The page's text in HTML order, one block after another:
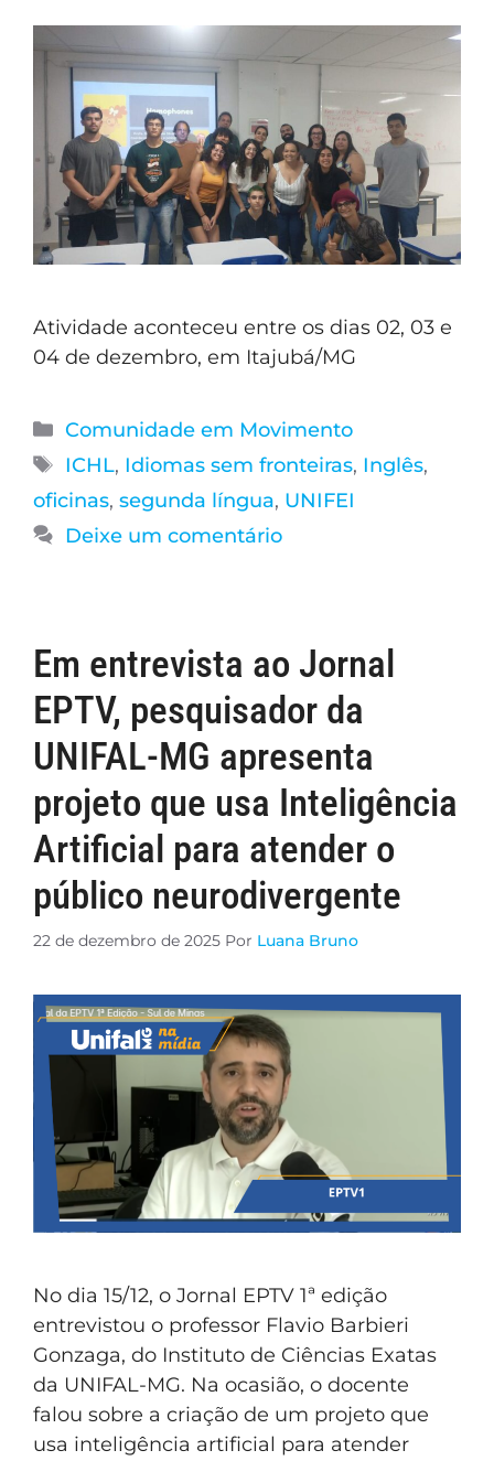
Atividade aconteceu entre os dias 02, 03 e
04 de dezembro, em Itajubá/MG
Comunidade em Movimento
ICHL, Idiomas sem fronteiras, Inglês,
oficinas, segunda língua, UNIFEI
Deixe um comentário
Em entrevista ao Jornal
EPTV, pesquisador da
UNIFAL-MG apresenta
projeto que usa Inteligência
Artificial para atender o
público neurodivergente
22 de dezembro de 2025 Por Luana Bruno
No dia 15/12, o Jornal EPTV 1ª edição
entrevistou o professor Flavio Barbieri
Gonzaga, do Instituto de Ciências Exatas
da UNIFAL-MG. Na ocasião, o docente
falou sobre a criação de um projeto que
usa inteligência artificial para atender